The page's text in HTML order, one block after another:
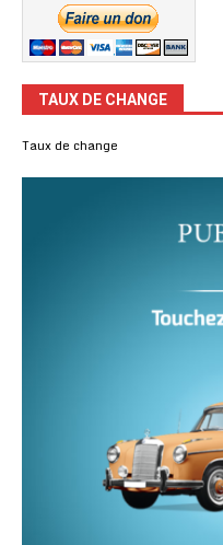
TAUX DE CHANGE
Taux de change